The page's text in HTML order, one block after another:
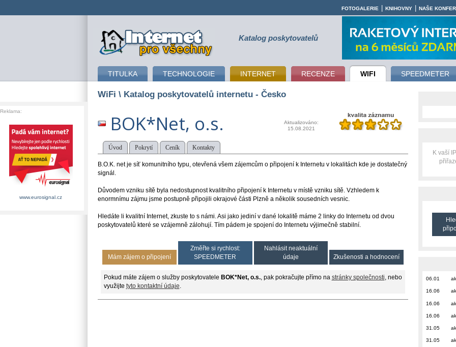
připojení k internetu Katalog poskytovatelů
TITULKA TECHNOLOGIE INTERNET RECENZE WIFI SPEEDMETER
FOTOGALERIE KNIHOVNY NAŠE
WiFi \ Katalog poskytovatelů internetu - Česko
BOK*Net, o.s.
Aktualizováno:
15.08.2021
Úvod Pokrytí Ceník Kontakty
B.O.K. net je síť komunitního typu, otevřená všem zájemcům o připojení k Internetu v lokalitách kde je dostatečný
signál.
Důvodem vzniku sítě byla nedostupnost kvalitního připojení k Internetu v místě vzniku sítě. Vzhledem k
enormnímu zájmu jsme postupně připojili okrajové části Plzně a několik sousedních vesnic.
Hledáte li kvalitní Internet, zkuste to s námi. Asi jako jediní v dané lokalitě máme 2 linky do Internetu od dvou
poskytovatelů které se vzájemně zálohují. Tím pádem je spojení do Internetu výjimečně stabilní.
Mám zájem o připojení
Změřte si rychlost:
SPEEDMETER
Nahlásit neaktuální
údaje
Zkušenosti a hodnocení
Pokud máte zájem o služby poskytovatele BOK*Net, o.s., pak pokračujte přímo na stránky společnosti , nebo
využijte tyto kontaktní údaje
K vaší
06.01
16.06
16.06
16.06
31.05
31.05
Reklama:
www.eurosignal.cz